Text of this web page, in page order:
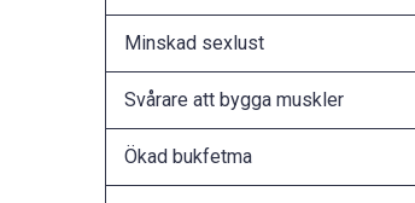
Minskad sexlust
Svårare att bygga muskler
Ökad bukfetma